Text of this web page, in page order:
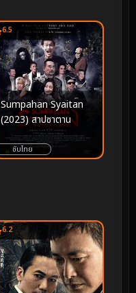
6.5
Sumpahan Syaitan
(2023) สาปซาตาน
ซับไทย
6.2